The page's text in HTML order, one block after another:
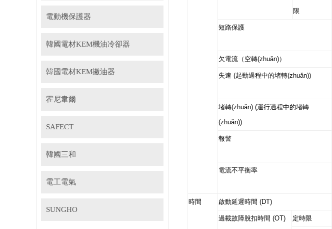
電動機保護器
韓國電材KEM機油冷卻器
韓國電材KEM撇油器
霍尼韋爾
SAFECT
韓國三和
電工電氣
SUNGHO
限
短路保護
欠電流（空轉(zhuǎn)）
失速 (起動過程中的堵轉(zhuǎn))
堵轉(zhuǎn) (運行過程中的堵轉
(zhuǎn))
報警
電流不平衡率
時間 啟動延遲時間 (DT)
過載故障脫扣時間 (OT) 定時限